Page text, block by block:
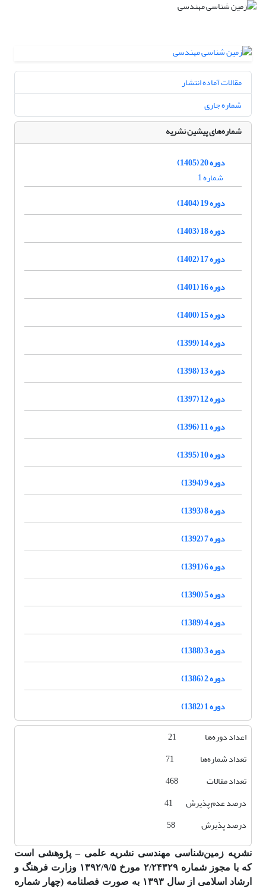
مقالات آماده انتشار
شماره جاری
شماره‌های پیشین نشریه
دوره 20 (1405)
شماره 1
دوره 19 (1404)
دوره 18 (1403)
دوره 17 (1402)
دوره 16 (1401)
دوره 15 (1400)
دوره 14 (1399)
دوره 13 (1398)
دوره 12 (1397)
دوره 11 (1396)
دوره 10 (1395)
دوره 9 (1394)
دوره 8 (1393)
دوره 7 (1392)
دوره 6 (1391)
دوره 5 (1390)
دوره 4 (1389)
دوره 3 (1388)
دوره 2 (1386)
دوره 1 (1382)
اعداد دوره‌ها 21
تعداد شماره‌ها 71
تعداد مقالات 468
درصد عدم پذیرش 41
درصد پذیرش 58
نشریه زمین‌شناسی مهندسی نشریه علمی – پژوهشی است
که با مجوز شماره ۲/۲۴۳۲۹ مورخ ۱۳۹۲/۹/۵ وزارت فرهنگ و
ارشاد اسلامی از سال ۱۳۹۳ به صورت فصلنامه (چهار شماره